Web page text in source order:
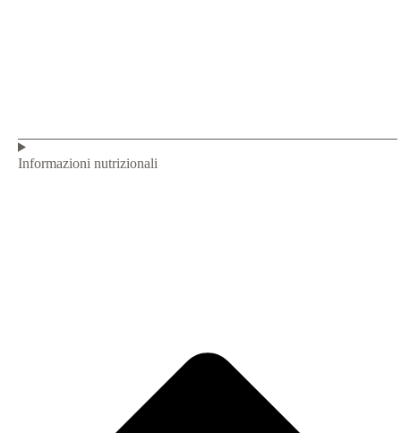
Informazioni nutrizionali